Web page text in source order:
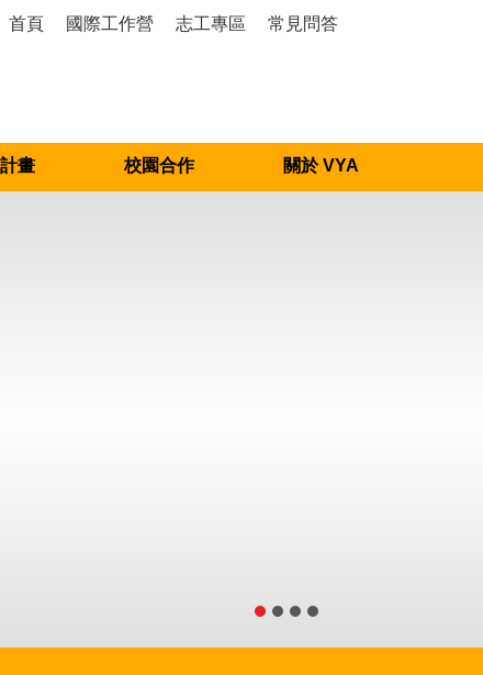
首頁 國際工作營 志工專區 常見問答
畫 校園合作 關於 VYA